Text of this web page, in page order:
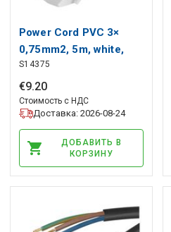
Power Cord PVC 3×
0,75mm2, 5m, white,
EMOS
S14375
€9.20
Стоимость с НДС
Доставка: 2026-08-24
ДОБАВИТЬ В
КОРЗИНУ